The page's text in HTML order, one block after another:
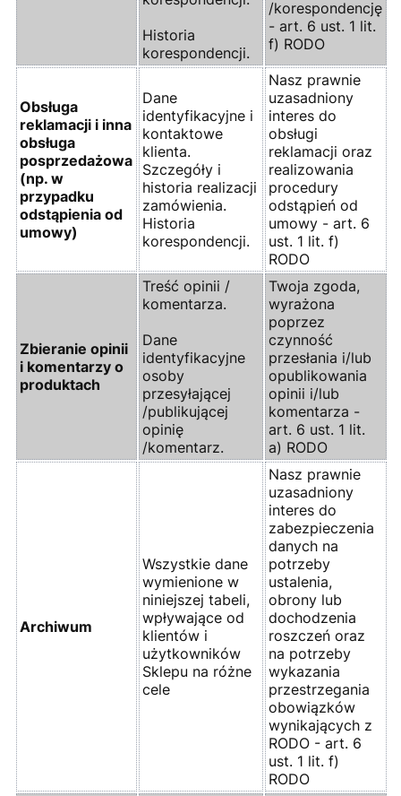
Historia
korespondencji.
/korespondencję
- art. 6 ust. 1 lit.
f) RODO
Obsługa
reklamacji i inna
obsługa
posprzedażowa
(np. w
przypadku
odstąpienia od
umowy)
Dane
identyfikacyjne i
kontaktowe
klienta.
Szczegóły i
historia realizacji
zamówienia.
Historia
korespondencji.
Nasz prawnie
uzasadniony
interes do
obsługi
reklamacji oraz
realizowania
procedury
odstąpień od
umowy - art. 6
ust. 1 lit. f)
RODO
Zbieranie opinii
i komentarzy o
produktach
Treść opinii /
komentarza.
Dane
identyfikacyjne
osoby
przesyłającej
/publikującej
opinię
/komentarz.
Twoja zgoda,
wyrażona
poprzez
czynność
przesłania i/lub
opublikowania
opinii i/lub
komentarza -
art. 6 ust. 1 lit.
a) RODO
Archiwum
Wszystkie dane
wymienione w
niniejszej tabeli,
wpływające od
klientów i
użytkowników
Sklepu na różne
cele
Nasz prawnie
uzasadniony
interes do
zabezpieczenia
danych na
potrzeby
ustalenia,
obrony lub
dochodzenia
roszczeń oraz
na potrzeby
wykazania
przestrzegania
obowiązków
wynikających z
RODO - art. 6
ust. 1 lit. f)
RODO